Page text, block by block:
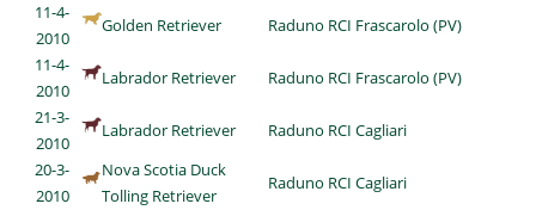
11-4-
2010
Golden Retriever
Raduno RCI Frascarolo (PV)
11-4-
2010
Labrador Retriever
Raduno RCI Frascarolo (PV)
21-3-
2010
Labrador Retriever
Raduno RCI Cagliari
20-3-
2010
Nova Scotia Duck
Tolling Retriever
Raduno RCI Cagliari